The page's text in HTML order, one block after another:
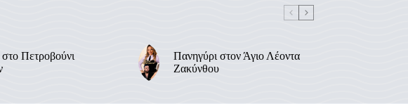
Πετροβούνι
Πανηγύρι στον Άγιο Λέοντα
Ζακύνθου